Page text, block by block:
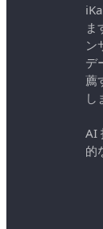
ま
ン
デ
薦
し
AI
的